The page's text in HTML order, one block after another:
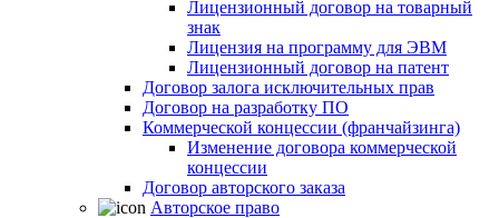
Лицензионный договор на товарный
знак
Лицензия на программу для ЭВМ
Лицензионный договор на патент
Договор залога исключительных прав
Договор на разработку ПО
Коммерческой концессии (франчайзинга)
Изменение договора коммерческой
концессии
Договор авторского заказа
Авторское право